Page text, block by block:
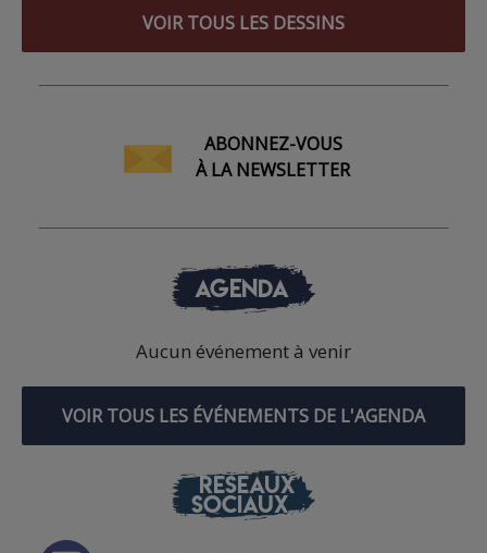
VOIR TOUS LES DESSINS
ABONNEZ-VOUS
À LA NEWSLETTER
AGENDA
Aucun événement à venir
VOIR TOUS LES ÉVÉNEMENTS DE L'AGENDA
RÉSEAUX
SOCIAUX